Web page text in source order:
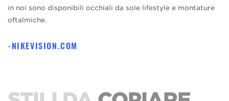
in noi sono disponibili occhiali da sole lifestyle e montature
oftalmiche.
NIKEVISION.COM